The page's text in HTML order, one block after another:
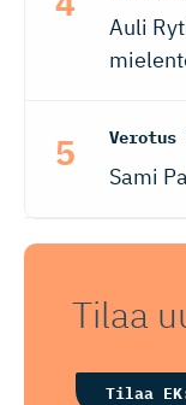
Auli
Verotus
Sami
Tilaa
Tilaa